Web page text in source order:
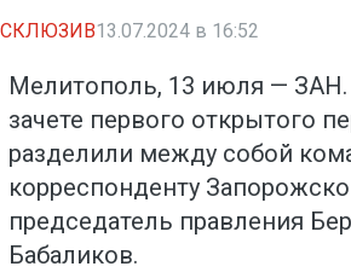
13.07.2024 в 16:52
Мелитополь, 13 июля —
зачете первого открытого
разделили между собой
корреспонденту
председатель правления
Бабаликов.